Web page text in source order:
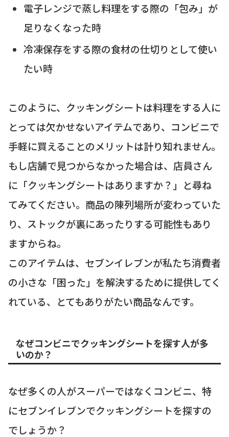
電子レンジで蒸し料理をする際の「包み」が
足りなくなった時
冷凍保存をする際の食材の仕切りとして使い
たい時
このように、クッキングシートは料理をする人に
とっては欠かせないアイテムであり、コンビニで
手軽に買えることのメリットは計り知れません。
もし店舗で見つからなかった場合は、店員さん
に「クッキングシートはありますか？」と尋ね
てみてください。商品の陳列場所が変わっていた
り、ストックが裏にあったりする可能性もあり
ますからね。
このアイテムは、セブンイレブンが私たち消費者
の小さな「困った」を解決するために提供してく
れている、とてもありがたい商品なんです。
なぜコンビニでクッキングシートを探す人が多
いのか？
なぜ多くの人がスーパーではなくコンビニ、特
にセブンイレブンでクッキングシートを探すの
でしょうか？